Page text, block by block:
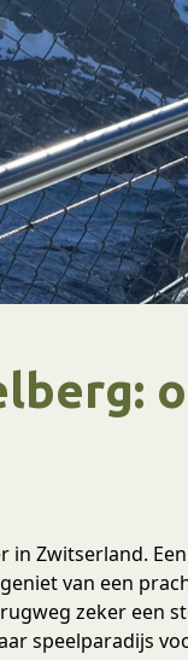
in Zwitserland.
van een
zeker een
speelparadijs